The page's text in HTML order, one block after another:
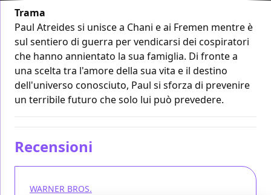
Trama
Paul Atreides si unisce a Chani e ai Fremen mentre è
sul sentiero di guerra per vendicarsi dei cospiratori
che hanno annientato la sua famiglia. Di fronte a
una scelta tra l'amore della sua vita e il destino
dell'universo conosciuto, Paul si sforza di prevenire
un terribile futuro che solo lui può prevedere.
Recensioni
WARNER BROS.